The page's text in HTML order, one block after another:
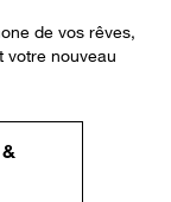
de vos rêves,
votre nouveau